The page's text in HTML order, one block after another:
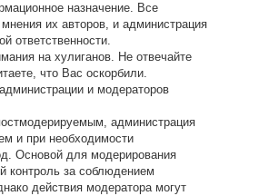
назначение. Все
их авторов, и администрация
ответственности.
на хулиганов. Не отвечайте
что Вас оскорбили.
и модераторов
администрация
и при необходимости
Основой для модерирования
контроль за соблюдением
действия модератора могут